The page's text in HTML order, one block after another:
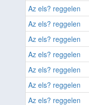
Az els? reggelen
Az els? reggelen
Az els? reggelen
Az els? reggelen
Az els? reggelen
Az els? reggelen
Az els? reggelen